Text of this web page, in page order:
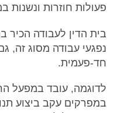
פעולות חוזרות ונשנות
בית הדין לעבודה הכיר
נפגעי עבודה מסוג זה,
חד-פעמית.
לדוגמה, עובד במפעל
במפרקים עקב ביצוע